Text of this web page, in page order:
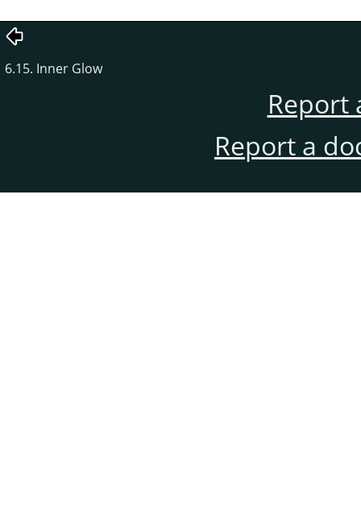
6.15. Inner Glow
Report
Report a